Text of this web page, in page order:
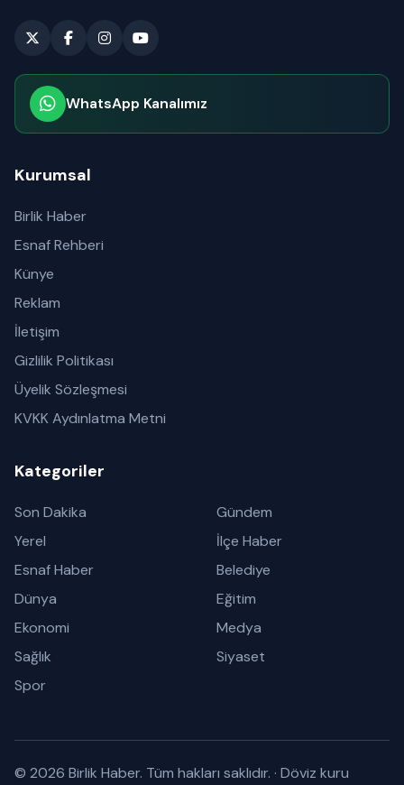
WhatsApp Kanalımız
Kurumsal
Birlik Haber
Esnaf Rehberi
Künye
Reklam
İletişim
Gizlilik Politikası
Üyelik Sözleşmesi
KVKK Aydınlatma Metni
Kategoriler
Son Dakika
Gündem
Yerel
İlçe Haber
Esnaf Haber
Belediye
Dünya
Eğitim
Ekonomi
Medya
Sağlık
Siyaset
Spor
© 2026 Birlik Haber. Tüm hakları saklıdır. · Döviz kuru